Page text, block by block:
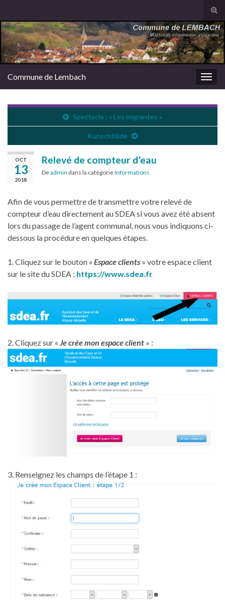
Search for:
Commune de Lembach
Spectacle : « Les migrantes »
Kunschtlàde
OCT
13
2018
Relevé de compteur d’eau
Deadmin dans la catégorieInformations
Afin de vous permettre de transmettre votre relevé de
compteur d’eau directement au SDEA si vous avez été absent
lors du passage de l’agent communal, nous vous indiquons ci-
dessous la procédure en quelques étapes.
1. Cliquez sur le bouton « Espace clients » votre espace client
sur le site du SDEA : https://www.sdea.fr
2. Cliquez sur « Je crée mon espace client » :
3. Renseignez les champs de l’étape 1 :